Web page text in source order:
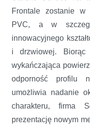
Frontale zostanie w
PVC, a w
innowacyjnego
i drzwiowej.
wykańczająca
odporność profilu
umożliwia nadanie
charakteru, firma
prezentację nowym